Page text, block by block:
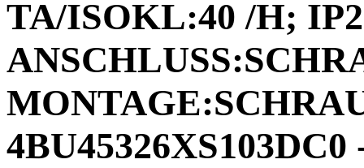
TA/ISOKL:40 /H;